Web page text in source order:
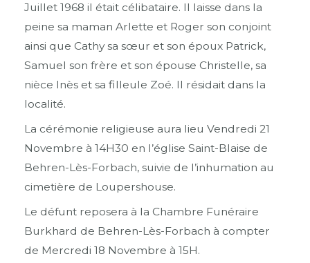
Juillet 1968 il était célibataire. Il laisse dans la
peine sa maman Arlette et Roger son conjoint
ainsi que Cathy sa sœur et son époux Patrick,
Samuel son frère et son épouse Christelle, sa
nièce Inès et sa filleule Zoé. Il résidait dans la
localité.
La cérémonie religieuse aura lieu Vendredi 21
Novembre à 14H30 en l’église Saint-Blaise de
Behren-Lès-Forbach, suivie de l’inhumation au
cimetière de Loupershouse.
Le défunt reposera à la Chambre Funéraire
Burkhard de Behren-Lès-Forbach à compter
de Mercredi 18 Novembre à 15H.